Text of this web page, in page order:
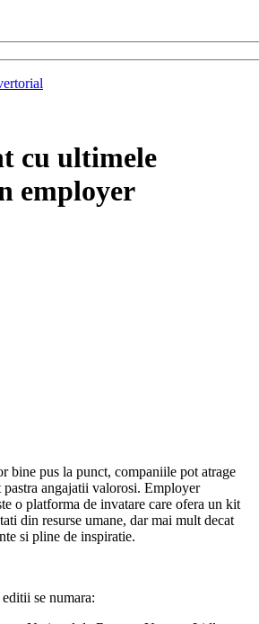
cu ultimele
employer
bine pus la punct, companiile pot atrage
angajatii valorosi. Employer
o platforma de invatare care ofera un kit
din resurse umane, dar mai mult decat
si pline de inspiratie.
se numara: